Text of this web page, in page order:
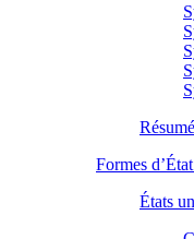
Formes
États